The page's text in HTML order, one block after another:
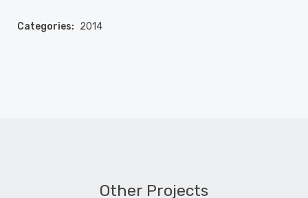
Categories: 2014
Other Projects